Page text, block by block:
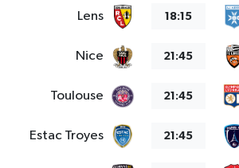
Lens 18:15
Nice 21:45
Toulouse 21:45
Estac Troyes 21:45